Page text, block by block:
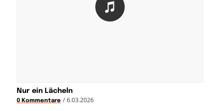
Nur ein Lächeln
0 Kommentare / 6.03.2026